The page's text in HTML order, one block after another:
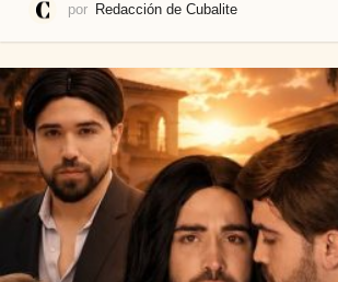
por Redacción de Cubalite